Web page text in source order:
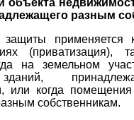
объекта
разным
защиты применяется
на земельном
или когда
собственникам.